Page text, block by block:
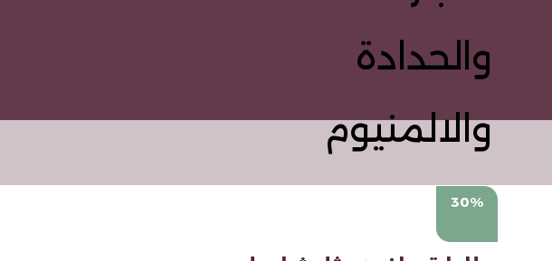
30%